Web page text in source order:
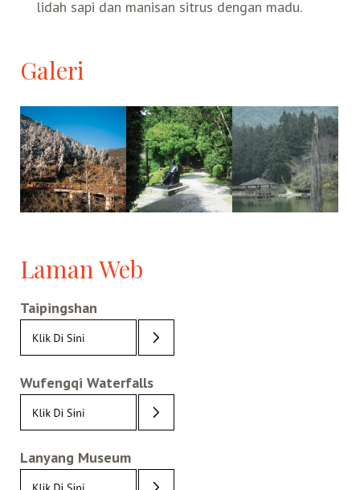
lidah sapi dan manisan sitrus dengan madu.
Galeri
Laman Web
Taipingshan
Wufengqi Waterfalls
Lanyang Museum